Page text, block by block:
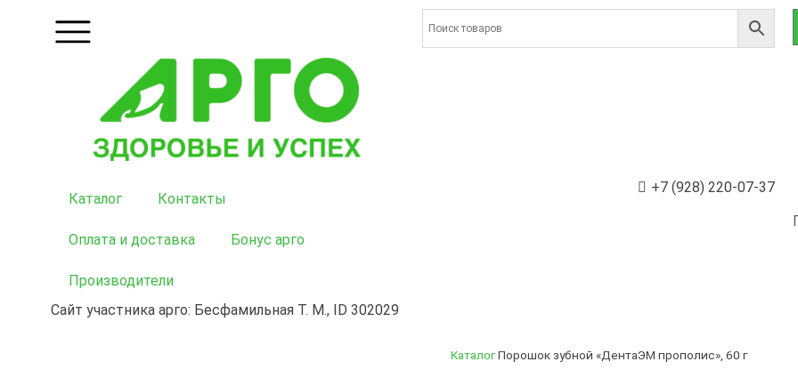
Каталог Контакты
Оплата и доставка Бонус арго
Производители
Сайт участника арго: Бесфамильная Т. М., ID 302029
+7 (928) 220-07-37
Каталог Порошок зубной «ДентаЭМ прополис», 60 г